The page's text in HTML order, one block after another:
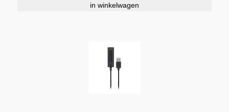
in winkelwagen